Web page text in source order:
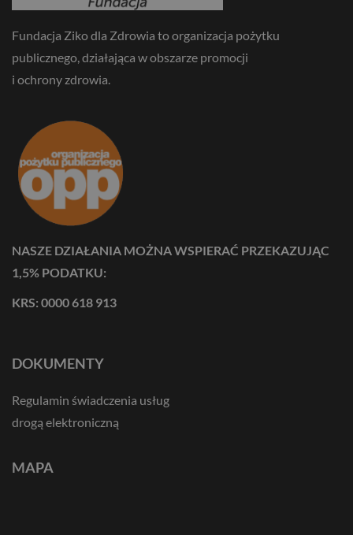
Fundacja Ziko dla Zdrowia to organizacja pożytku
publicznego, działająca w obszarze promocji
i ochrony zdrowia.
NASZE DZIAŁANIA MOŻNA WSPIERAĆ PRZEKAZUJĄC
1,5% PODATKU:
KRS: 0000 618 913
DOKUMENTY
Regulamin świadczenia usług
drogą elektroniczną
MAPA